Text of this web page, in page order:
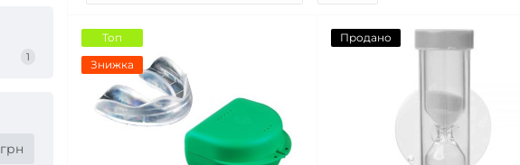
1
грн
Топ
Знижка
Продано